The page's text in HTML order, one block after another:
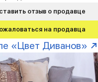
отзыв о продавце
на продавца
«Цвет Диванов»